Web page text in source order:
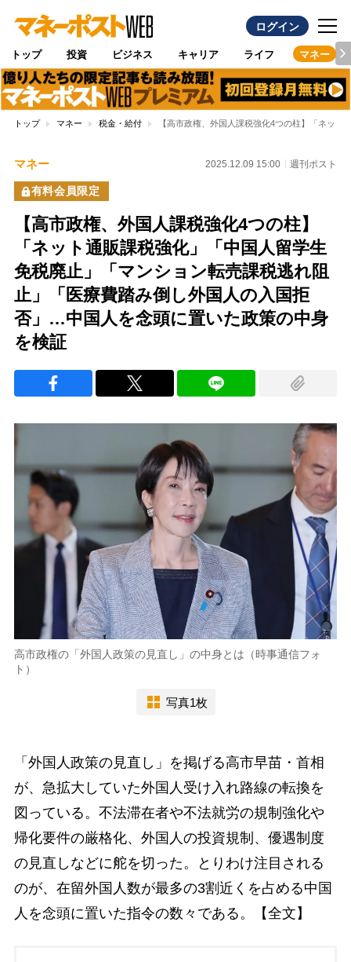
ログイン
トップ 投資 ビジネス キャリア ライフ マネー
トップ マネー 税金・給付 【高市政権、外国人課税強化4つの柱】「ネッ
マネー 2025.12.09 15:00 週刊ポスト
有料会員限定
【高市政権、外国人課税強化4つの柱】
「ネット通販課税強化」「中国人留学生
免税廃止」「マンション転売課税逃れ阻
止」「医療費踏み倒し外国人の入国拒
否」…中国人を念頭に置いた政策の中身
を検証
高市政権の「外国人政策の見直し」の中身とは（時事通信フォ
ト）
写真1枚
「外国人政策の見直し」を掲げる高市早苗・首相
が、急拡大していた外国人受け入れ路線の転換を
図っている。不法滞在者や不法就労の規制強化や
帰化要件の厳格化、外国人の投資規制、優遇制度
の見直しなどに舵を切った。とりわけ注目される
のが、在留外国人数が最多の3割近くを占める中国
人を念頭に置いた指令の数々である。【全文】